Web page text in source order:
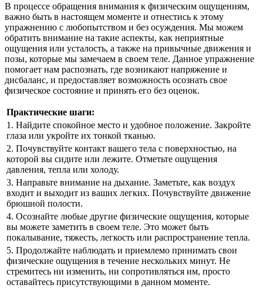
В процессе обращения внимания к физическим ощущениям,
важно быть в настоящем моменте и отнестись к этому
упражнению с любопытством и без осуждения. Мы можем
обратить внимание на такие аспекты, как неприятные
ощущения или усталость, а также на привычные движения и
позы, которые мы замечаем в своем теле. Данное упражнение
помогает нам распознать, где возникают напряжение и
дисбаланс, и предоставляет возможность осознать свое
физическое состояние и принять его без оценок.
Практические шаги:
1. Найдите спокойное место и удобное положение. Закройте
глаза или укройте их тонкой тканью.
2. Почувствуйте контакт вашего тела с поверхностью, на
которой вы сидите или лежите. Отметьте ощущения
давления, тепла или холоду.
3. Направьте внимание на дыхание. Заметьте, как воздух
входит и выходит из ваших легких. Почувствуйте движение
брюшной полости.
4. Осознайте любые другие физические ощущения, которые
вы можете заметить в своем теле. Это может быть
покалывание, тяжесть, легкость или распространение тепла.
5. Продолжайте наблюдать и приемлемо принимать свои
физические ощущения в течение нескольких минут. Не
стремитесь ни изменить, ни сопротивляться им, просто
оставайтесь присутствующими в данном моменте.